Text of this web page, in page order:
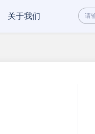
关于我们